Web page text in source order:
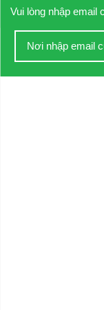
Vui lòng nhập email